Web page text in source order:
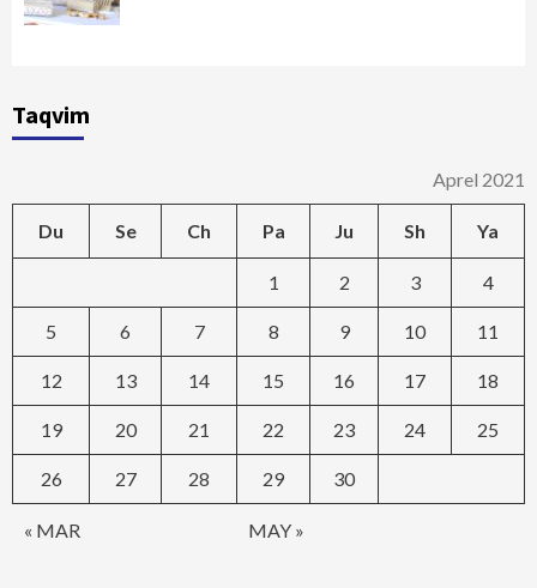
Taqvim
Aprel 2021
Du Se Ch Pa Ju Sh Ya
« MAR MAY »
1 2 3 4
5 6 7 8 9 10 11
12 13 14 15 16 17 18
19 20 21 22 23 24 25
26 27 28 29 30